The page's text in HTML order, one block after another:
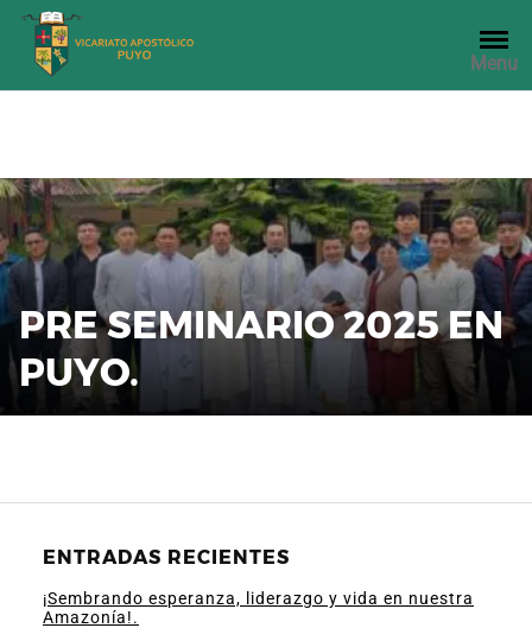
Saltar
contenido
Menu
PRE SEMINARIO 2025 EN
PUYO.
ENTRADAS RECIENTES
¡Sembrando esperanza, liderazgo y vida en nuestra
Amazonía!.